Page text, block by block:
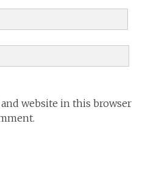
and website in this browser